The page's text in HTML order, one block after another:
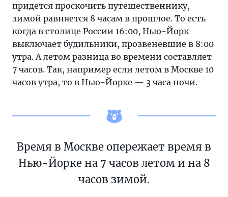
придется проскочить путешественнику,
зимой равняется 8 часам в прошлое. То есть
когда в столице России 16:00, Нью-Йорк
выключает будильники, прозвеневшие в 8:00
утра. А летом разница во времени составляет
7 часов. Так, например если летом в Москве 10
часов утра, то в Нью-Йорке — 3 часа ночи.
Время в Москве опережает время в
Нью-Йорке на 7 часов летом и на 8
часов зимой.